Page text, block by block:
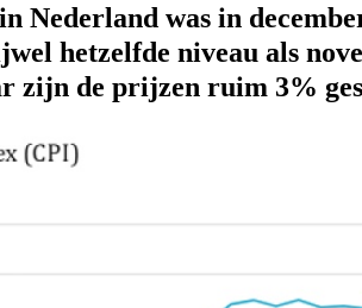
Nederland was in
hetzelfde niveau als
zijn de prijzen ruim 3%